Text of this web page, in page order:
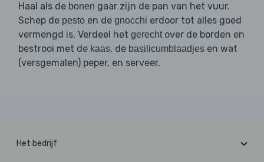
Haal als de bonen gaar zijn de pan van het vuur.
Schep de pesto en de gnocchi erdoor tot alles goed
vermengd is. Verdeel het gerechtover de borden en
bestrooi met de kaas, de basilicumblaadjes en wat
(versgemalen) peper, en serveer.
Het bedrijf